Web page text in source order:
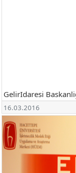
GelirIdaresi
16.03.2016